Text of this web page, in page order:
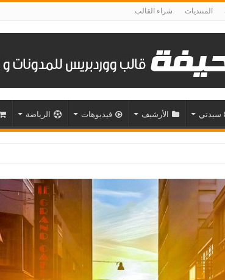
المنتديات شراء القالب
سيدتي الأرشيف فيديوهات الرياضة